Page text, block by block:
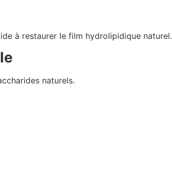
à restaurer le film hydrolipidique naturel.
naturels.